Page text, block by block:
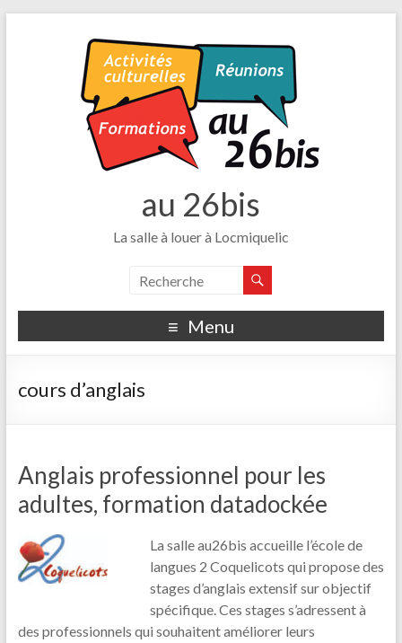
au 26bis
La salle à louer à Locmiquelic
Menu
cours d’anglais
Anglais professionnel pour les
adultes, formation datadockée
La salle au26bis accueille l’école de
langues 2 Coquelicots qui propose des
stages d’anglais extensif sur objectif
spécifique. Ces stages s’adressent à
des professionnels qui souhaitent améliorer leurs